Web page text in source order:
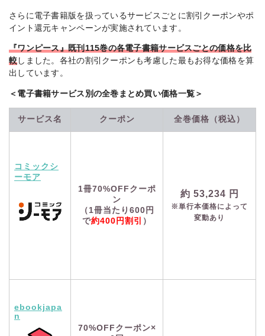
さらに電子書籍版を扱っているサービスごとに割引クーポンやポ
イント還元キャンペーンが実施されています。
『ワンピース』既刊115巻の各電子書籍サービスごとの価格を比
較 しました。各社の割引クーポンも考慮した最もお得な価格を算
出しています。
＜電子書籍サービス別の全巻まとめ買い価格一覧＞
サービス名 クーポン 全巻価格（税込）
コミックシ
ーモア
1冊70%OFFクーポ
ン
（1冊当たり600円
で約400円割引 ）
約 53,234 円
※単行本価格によって
変動あり
ebookjapa
n
70%OFFクーポン×